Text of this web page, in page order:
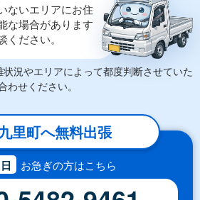
ないエリアにお住
な場合があります
ださい。
況やエリアによって都度判断させていた
せください。
里町へ無料出張
お急ぎの方はこちら